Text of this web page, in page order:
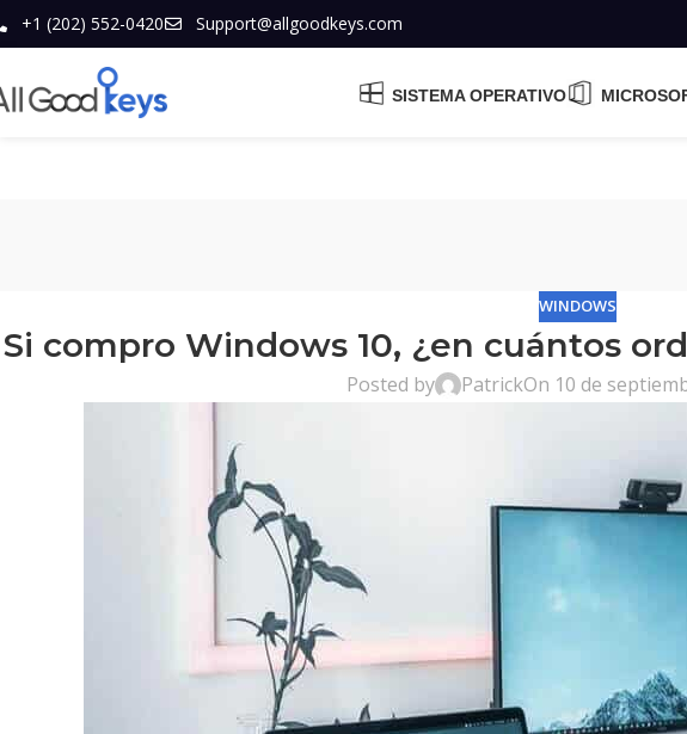
+1 (202) 552-0420 Support@allgoodkeys.com
SISTEMA OPERATIVO
WINDOWS
Si compro Windows 10, ¿en cuántos
Posted by PatrickOn 10 de